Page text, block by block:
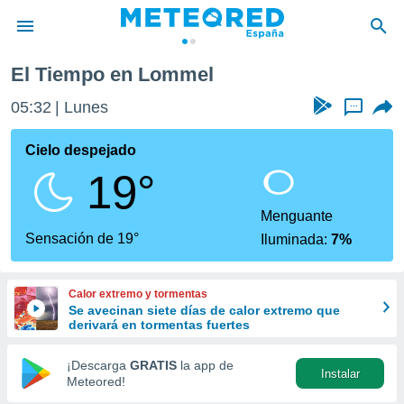
de
por
se
calidad.
a este
las
y
forma
digital
basada
El Tiempo en Lommel
05:32 Lunes ...
Cielo despejado
19°
Sensación de 19°
Menguante
Iluminada:7%
Calor extremo y tormentas
Se avecinan siete días de calor extremo que
derivará en tormentas fuertes
¡Descarga GRATIS la app de
Meteored!
Instalar